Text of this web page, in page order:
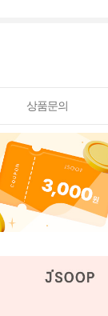
상품문의